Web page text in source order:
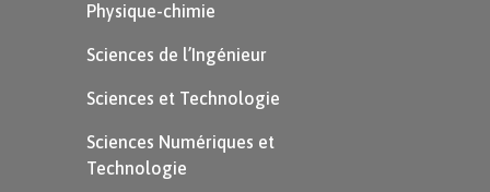
Physique-chimie
Sciences de l’Ingénieur
Sciences et Technologie
Sciences Numériques et
Technologie